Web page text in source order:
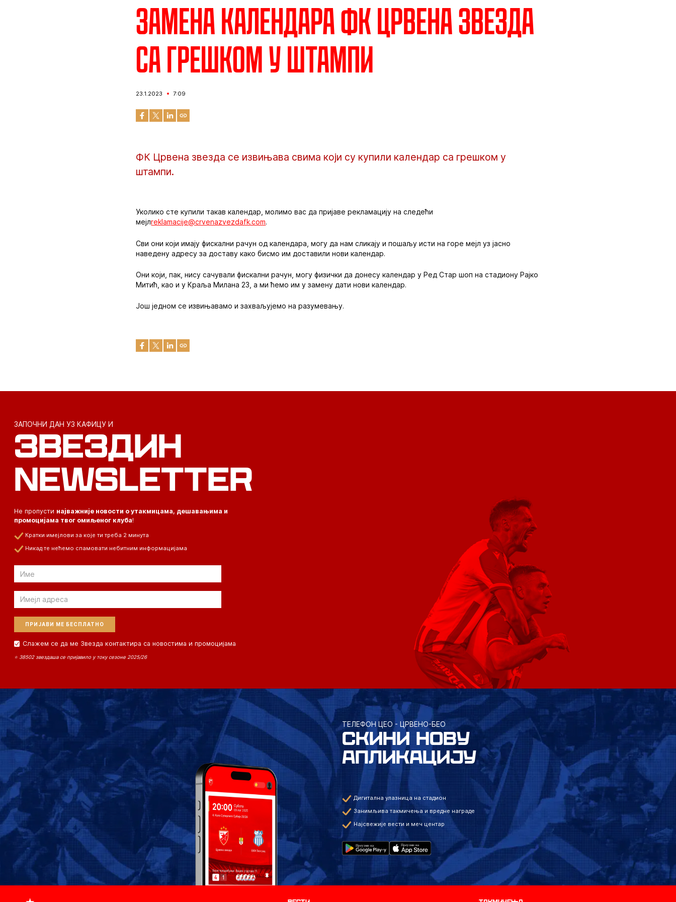
Замена календара ФК Црвена звезда
са грешком у штампи
23.1.2023 7:09
ФК Црвена звезда се извињава свима који су купили календар са грешком у
штампи.
Уколико сте купили такав календар, молимо вас да пријаве рекламацију на следећи
мејлreklamacije@crvenazvezdafk.com.
Сви они који имају фискални рачун од календара, могу да нам сликају и пошаљу исти на горе мејл уз јасно
наведену адресу за доставу како бисмо им доставили нови календар.
Они који, пак, нису сачували фискални рачун, могу физички да донесу календар у Ред Стар шоп на стадиону Рајко
Митић, као и у Краља Милана 23, а ми ћемо им у замену дати нови календар.
Још једном се извињавамо и захваљујемо на разумевању.
ЗАПОЧНИ ДАН УЗ КАФИЦУ И
ЗВЕЗДИН
NEWSLETTER
Не пропусти најважније новости о утакмицама, дешавањима и
промоцијама твог омиљеног клуба!
Кратки имејлови за које ти треба 2 минута
Никад те нећемо спамовати небитним информацијама
Email
Email
Слажем се да ме Звезда контактира са новостима и промоцијама
⭐ 38502 звездаша се пријавило у току сезоне 2025/26
ТЕЛЕФОН ЦЕО - ЦРВЕНО-БЕО
СКИНИ НОВУ
АПЛИКАЦИЈУ
Дигитална улазница на стадион
Занимљива такмичења и вредне награде
Најсвежије вести и меч центар